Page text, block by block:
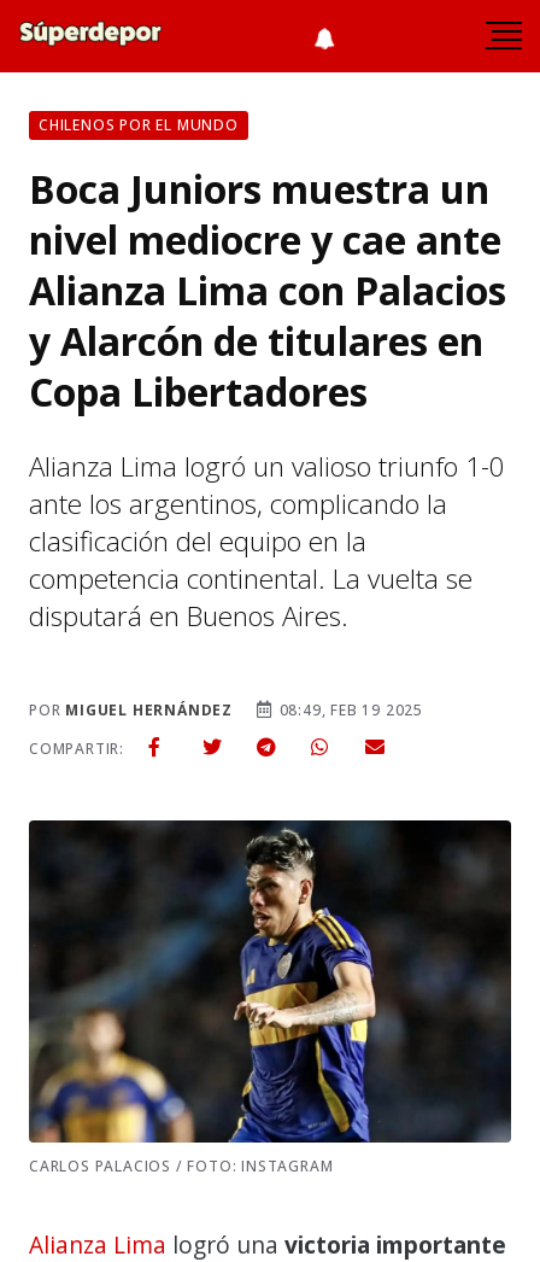
CHILENOS POR EL MUNDO
Boca Juniors muestra un
nivel mediocre y cae ante
Alianza Lima con Palacios
y Alarcón de titulares en
Copa Libertadores
Alianza Lima logró un valioso triunfo 1-0
ante los argentinos, complicando la
clasificación del equipo en la
competencia continental. La vuelta se
disputará en Buenos Aires.
POR MIGUEL HERNÁNDEZ
08:49, FEB 19 2025
COMPARTIR:
CARLOS PALACIOS / FOTO: INSTAGRAM
Alianza Lima logró una victoria importante